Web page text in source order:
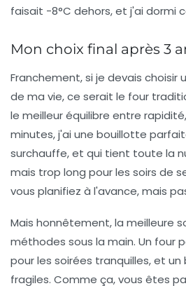
faisait -8°C dehors, et j'ai dormi
Mon choix final après 3
Franchement, si je devais choisir
de ma vie, ce serait le four
le meilleur équilibre entre
minutes, j'ai une bouillotte
surchauffe, et qui tient toute la
mais trop long pour les soirs de
vous planifiez à l'avance, mais
Mais honnêtement, la meilleure
méthodes sous la main. Un four
pour les soirées tranquilles, et
fragiles. Comme ça, vous êtes